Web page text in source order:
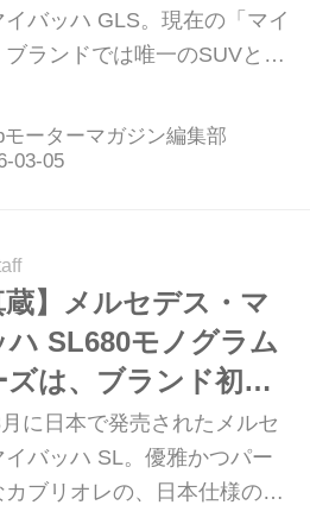
カー
イバッハ GLS。現在の「マイ
ランドでは唯一のSUVとな
ルのディティールを写真で
こう。
モーターマガジン編集部
蔵】メルセデス・マ
ハ SL680モノグラム
は、ブランド初の2
シーターカブリオレ
に日本で発売されたメルセ
イバッハ SL。優雅かつパー
カブリオレの、日本仕様のデ